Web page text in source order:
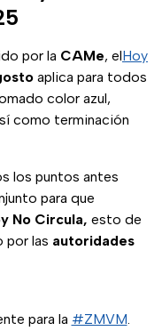
por la CAMe, elHoy
aplica para todos
color azul,
como terminación
los puntos antes
para que
No Circula, esto de
por las autoridades
para la #ZMVM.